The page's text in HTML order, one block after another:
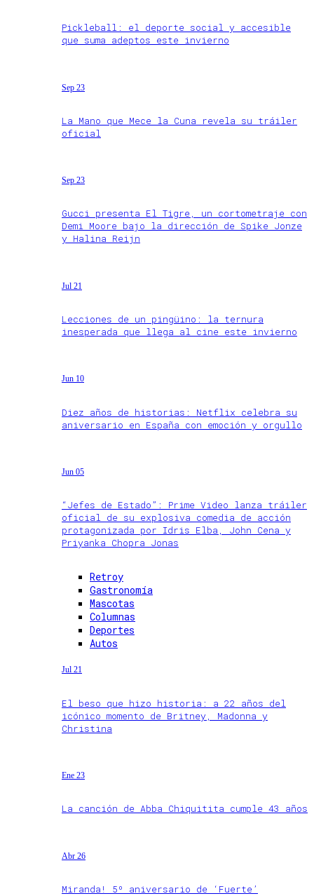
Pickleball: el deporte social y accesible
que suma adeptos este invierno
Sep 23
La Mano que Mece la Cuna revela su tráiler
oficial
Sep 23
Gucci presenta El Tigre, un cortometraje con
Demi Moore bajo la dirección de Spike Jonze
y Halina Reijn
Jul 21
Lecciones de un pingüino: la ternura
inesperada que llega al cine este invierno
Jun 10
Diez años de historias: Netflix celebra su
aniversario en España con emoción y orgullo
Jun 05
“Jefes de Estado”: Prime Video lanza tráiler
oficial de su explosiva comedia de acción
protagonizada por Idris Elba, John Cena y
Priyanka Chopra Jonas
Retroy
Gastronomía
Mascotas
Columnas
Deportes
Autos
Jul 21
El beso que hizo historia: a 22 años del
icónico momento de Britney, Madonna y
Christina
Ene 23
La canción de Abba Chiquitita cumple 43 años
Abr 26
Miranda! 5º aniversario de ‘Fuerte’